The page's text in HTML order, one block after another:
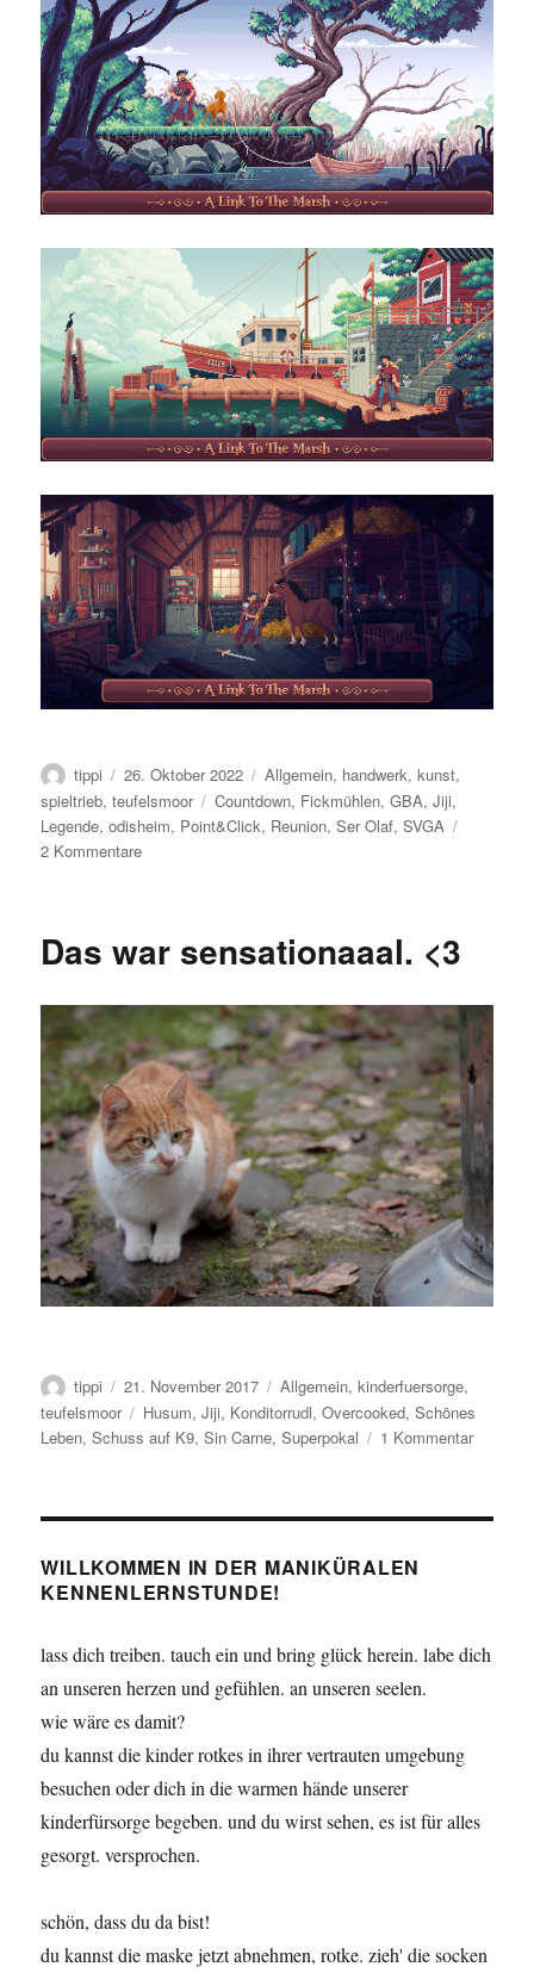
Autor
tippi
Veröffentlicht
am
26. Oktober 2022 Kategorien
Allgemein, handwerk,kunst,
spieltrieb,teufelsmoor Schlagwörter
Countdown, Fickmühlen,GBA,Jiji,
Legende,odisheim, Point&Click, Reunion,Ser Olaf,SVGA
2 Kommentarezu
zurück
Das war sensationaaal. <3
Autor
tippi
Veröffentlicht
am
21. November 2017 Kategorien
Allgemein,kinderfuersorge,
teufelsmoor
Schlagwörter
Husum,Jiji, Konditorrudl,Overcooked,Schönes
Leben,Schuss auf K9,Sin Carne,Superpokal 1 Kommentarzu
WILLKOMMEN IN DER MANIKÜRALEN
KENNENLERNSTUNDE!
lass dich treiben. tauch ein und bring glück herein. labe dich
an unseren herzen und gefühlen. an unseren seelen.
wie wäre es damit?
du kannst die kinder rotkes in ihrer vertrauten umgebung
besuchen oder dich in die warmen hände unserer
kinderfürsorge begeben. und du wirst sehen, es ist für alles
gesorgt. versprochen.
schön, dass du da bist!
du kannst die maske jetzt abnehmen, rotke. zieh' die socken